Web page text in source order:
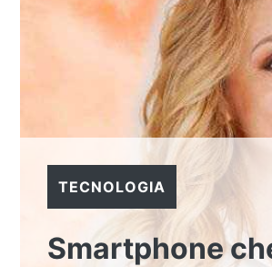
TECNOLOGIA
Smartphone